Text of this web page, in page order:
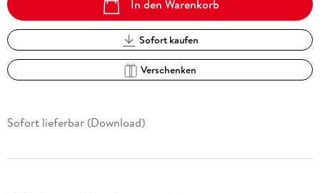
In den Warenkorb
Sofort kaufen
Verschenken
Sofort lieferbar (Download)